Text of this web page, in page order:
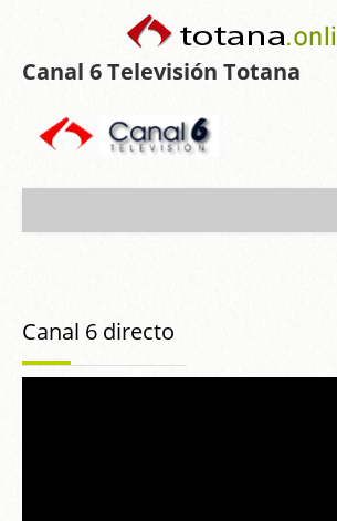
Canal 6 Televisión Totana
Programas emitidos
Canal 6 directo